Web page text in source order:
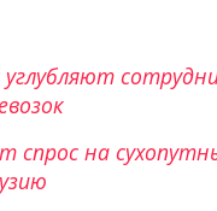
углубляют
спрос на